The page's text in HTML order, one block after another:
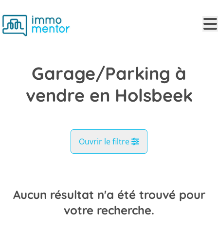
Garage/Parking à
vendre en Holsbeek
Ouvrir le filtre
Holsbeek (3220) Remove
Vue de la carte
Aucun résultat n'a été trouvé pour
votre recherche.